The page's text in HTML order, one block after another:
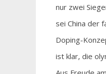
nur zwei
sei China der
Doping-
ist klar, die